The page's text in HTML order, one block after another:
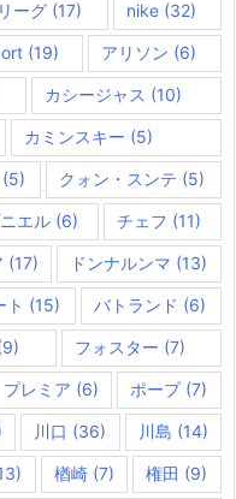
ーグ (17) nike(32)
(19) アリソン (6)
カシージャス (10)
カミンスキー (5)
(5) クォン・スンテ (5)
エル (6) チェフ (11)
(17) ドンナルンマ (13)
ト (15) バトランド (6)
フォスター (7)
プレミア (6) ポープ(7)
川口 (36) 川島 (14)
楢崎(7) 権田 (9)